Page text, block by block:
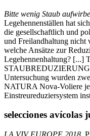
Bitte wenig Staub
Legehennenställen hat
die gesellschaftlich und
und Freilandhaltung nicht
welche Ansätze zur
Legehennenhaltung?
STAUBREDUZIERUNG
Untersuchung wurden
NATURA Nova-Voliere
Einstreureduziersystem
selecciones avícolas
LA VIV EUROPE 2018 ,